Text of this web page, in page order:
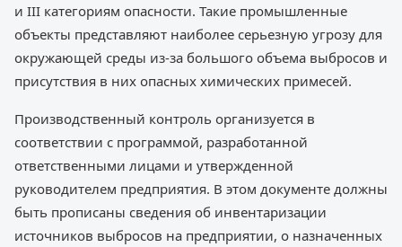
и III категориям опасности. Такие промышленные
объекты представляют наиболее серьезную угрозу для
окружающей среды из-за большого объема выбросов и
присутствия в них опасных химических примесей.
Производственный контроль организуется в
соответствии с программой, разработанной
ответственными лицами и утвержденной
руководителем предприятия. В этом документе должны
быть прописаны сведения об инвентаризации
источников выбросов на предприятии, о назначенных